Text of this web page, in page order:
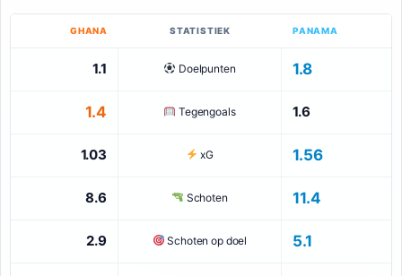
GHANA STATISTIEK PANAMA
1.1 Doelpunten 1.8
1.4 Tegengoals 1.6
1.03 xG 1.56
8.6 Schoten 11.4
2.9 Schoten op doel 5.1